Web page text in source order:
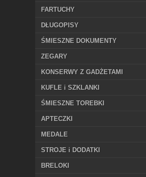
FARTUCHY
DŁUGOPISY
ŚMIESZNE DOKUMENTY
ZEGARY
KONSERWY Z GADŻETAMI
KUFLE i SZKLANKI
ŚMIESZNE TOREBKI
APTECZKI
MEDALE
STROJE i DODATKI
BRELOKI